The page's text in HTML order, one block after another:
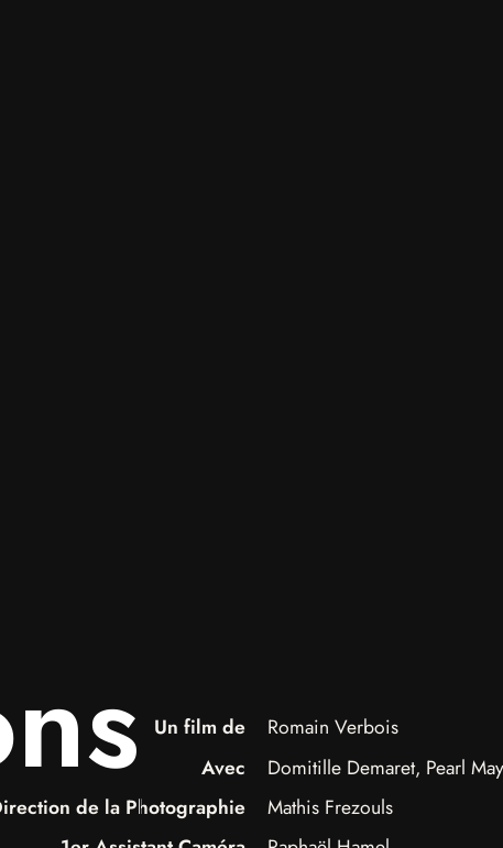
Un film de
Romain Verbois
Avec
Domitille Demaret, Pearl
de la Photographie
Mathis Frezouls